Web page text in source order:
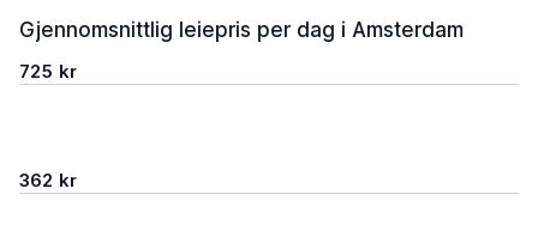
Gjennomsnittlig leiepris per dag i Amsterdam
725 kr
362 kr